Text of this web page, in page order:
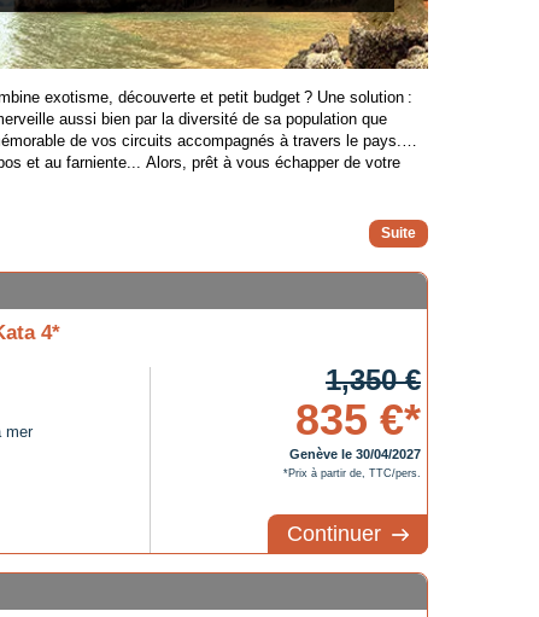
exotisme, découverte et petit budget ? Une solution :
aussi bien par la diversité de sa population que
de vos circuits accompagnés à travers le pays.
et au farniente... Alors, prêt à vous échapper de votre
en Thaïlande ?
chaque saison. Premièrement, le pays connaît deux
pluies, de mai à octobre. Les températures varient
c'est la basse saison touristique, les prix de
30°C, avec un temps sec et ensoleillé. Cependant, c'est
4*
mer
1,350 €
835 €*
Genève le 30/04/2027
*Prix à partir de, TTC/pers.
Continuer